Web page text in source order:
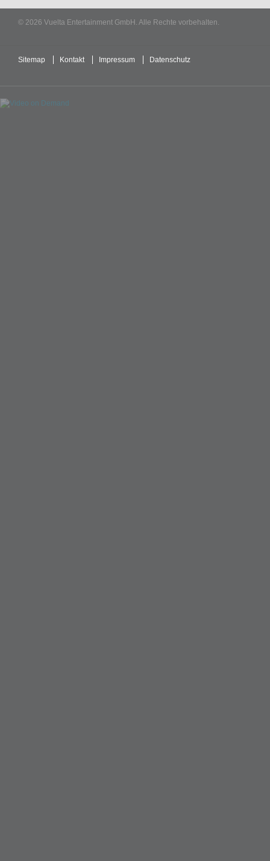
© 2026 Vuelta Entertainment GmbH. Alle Rechte vorbehalten.
Sitemap Kontakt Impressum Datenschutz